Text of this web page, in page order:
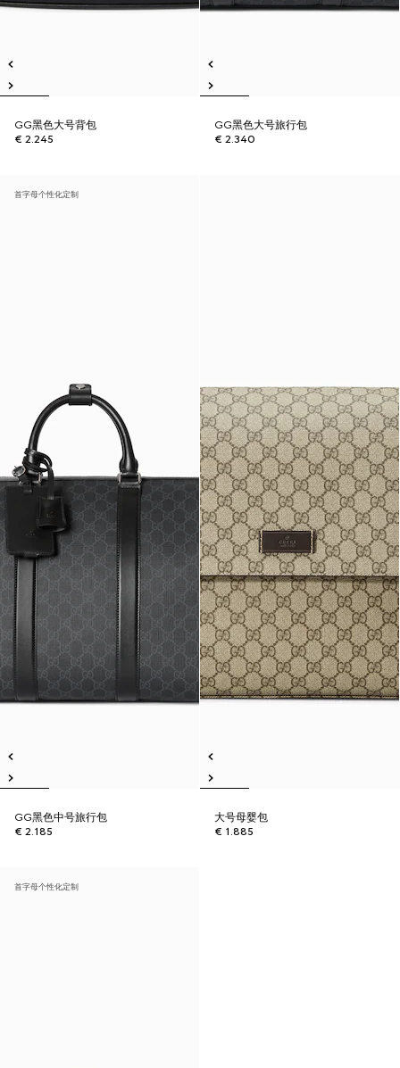
GG黑色大号背包
€ 2.245
GG黑色大号旅行包
€ 2.340
首字母个性化定制
GG黑色中号旅行包
€ 2.185
大号母婴包
€ 1.885
首字母个性化定制